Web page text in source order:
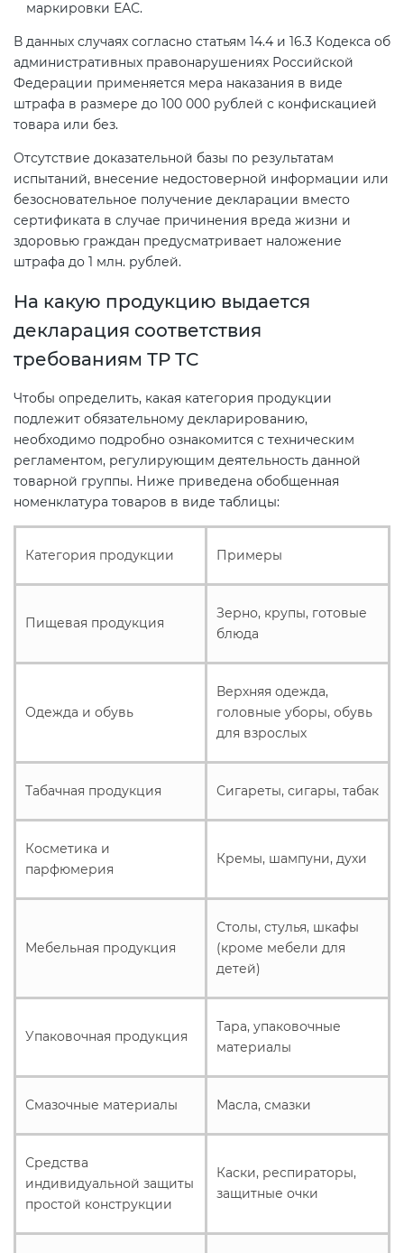
маркировки ЕАС.
В данных случаях согласно статьям 14.4 и 16.3 Кодекса об
административных правонарушениях Российской
Федерации применяется мера наказания в виде
штрафа в размере до 100 000 рублей с конфискацией
товара или без.
Отсутствие доказательной базы по результатам
испытаний, внесение недостоверной информации или
безосновательное получение декларации вместо
сертификата в случае причинения вреда жизни и
здоровью граждан предусматривает наложение
штрафа до 1 млн. рублей.
На какую продукцию выдается
декларация соответствия
требованиям ТР ТС
Чтобы определить, какая категория продукции
подлежит обязательному декларированию,
необходимо подробно ознакомится с техническим
регламентом, регулирующим деятельность данной
товарной группы. Ниже приведена обобщенная
номенклатура товаров в виде таблицы:
Категория продукции Примеры
Пищевая продукция
Зерно, крупы, готовые
блюда
Одежда и обувь
Верхняя одежда,
головные уборы, обувь
для взрослых
Табачная продукция Сигареты, сигары, табак
Косметика и
парфюмерия
Кремы, шампуни, духи
Мебельная продукция
Столы, стулья, шкафы
(кроме мебели для
детей)
Упаковочная продукция
Тара, упаковочные
материалы
Смазочные материалы Масла, смазки
Средства
индивидуальной защиты
простой конструкции
Каски, респираторы,
защитные очки